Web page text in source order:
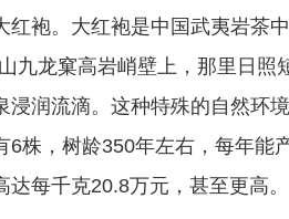
红袍。大红袍是中国武夷岩茶
九龙窠高岩峭壁上，那里日照
浸润流滴。这种特殊的自然环
6株，树龄350年左右，每年能
达每千克20.8万元，甚至更高